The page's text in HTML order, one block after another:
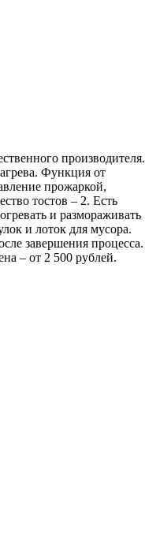
производителя.
Функция от
прожаркой,
тостов – 2. Есть
и размораживать
и лоток для мусора.
завершения процесса.
– от 2 500 рублей.